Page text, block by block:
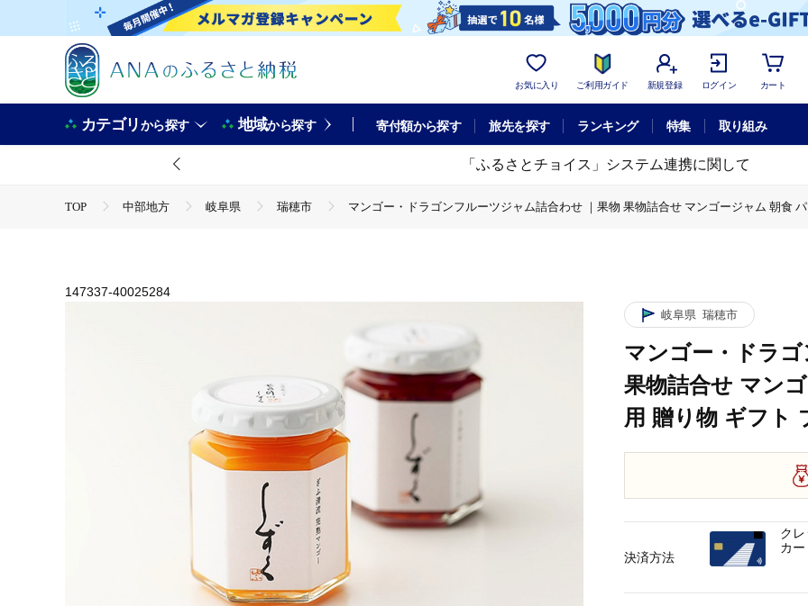
お気に入り ご利用ガイド 新規登録 ログイン カート
カテゴリから探す 地域から探す 寄付額から探す 旅先を探す ランキング 特集 取り組み
「ふるさとチョイス」システム連携に関して
TOP 中部地方 岐阜県 瑞穂市 マンゴー・ドラゴンフルーツジャム詰合わせ ｜果物 果物詰合せ マンゴージャム 朝食
147337-40025284
岐阜県 瑞穂市
マンゴー・ドラ
果物詰合せ マン
用 贈り物 ギフト
決済方法
ク
カー